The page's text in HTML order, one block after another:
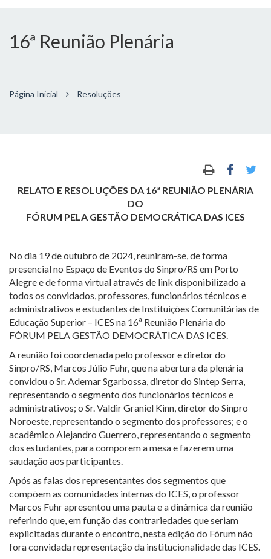
16ª Reunião Plenária
Página Inicial Resoluções
RELATO E RESOLUÇÕES DA 16ª REUNIÃO PLENÁRIA
DO
FÓRUM PELA GESTÃO DEMOCRÁTICA DAS ICES
No dia 19 de outubro de 2024, reuniram-se, de forma
presencial no Espaço de Eventos do Sinpro/RS em Porto
Alegre e de forma virtual através de link disponibilizado a
todos os convidados, professores, funcionários técnicos e
administrativos e estudantes de Instituições Comunitárias de
Educação Superior – ICES na 16ª Reunião Plenária do
FÓRUM PELA GESTÃO DEMOCRÁTICA DAS ICES.
A reunião foi coordenada pelo professor e diretor do
Sinpro/RS, Marcos Júlio Fuhr, que na abertura da plenária
convidou o Sr. Ademar Sgarbossa, diretor do Sintep Serra,
representando o segmento dos funcionários técnicos e
administrativos; o Sr. Valdir Graniel Kinn, diretor do Sinpro
Noroeste, representando o segmento dos professores; e o
acadêmico Alejandro Guerrero, representando o segmento
dos estudantes, para comporem a mesa e fazerem uma
saudação aos participantes.
Após as falas dos representantes dos segmentos que
compõem as comunidades internas do ICES, o professor
Marcos Fuhr apresentou uma pauta e a dinâmica da reunião
referindo que, em função das contrariedades que seriam
explicitadas durante o encontro, nesta edição do Fórum não
fora convidada representação da institucionalidade das ICES.